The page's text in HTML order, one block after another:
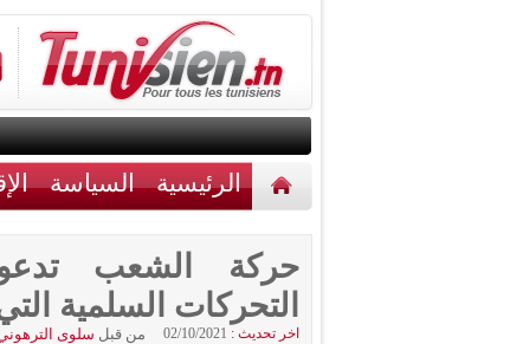
الرئيسية السياسة
حركة الشعب
التحركات السلمية
اخر تحديث : من قبل سلوى